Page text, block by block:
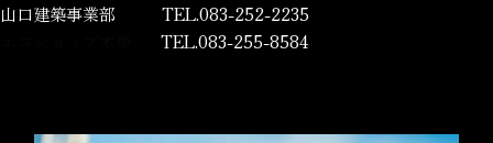
山口建築事業部
TEL.083-252-2235
TEL.083-255-8584